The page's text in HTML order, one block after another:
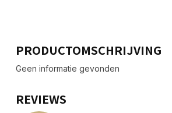
PRODUCTOMSCHRIJVING
Geen informatie gevonden
REVIEWS